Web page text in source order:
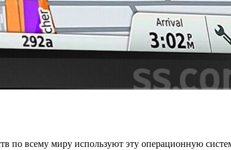
по всему миру используют эту операционную